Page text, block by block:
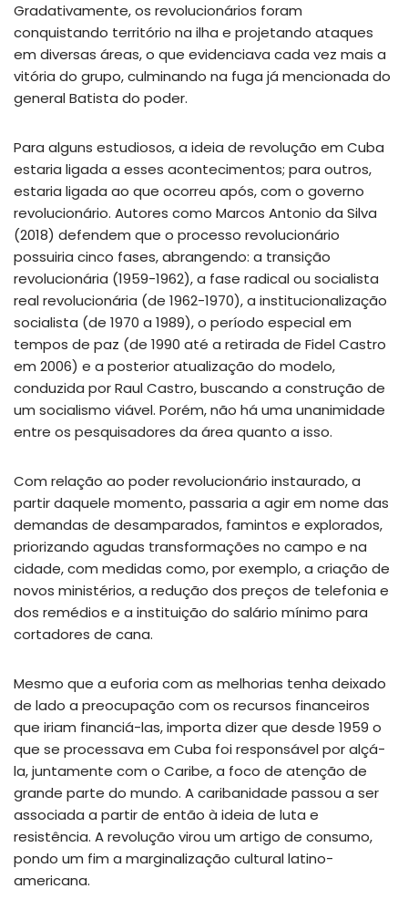
Gradativamente, os revolucionários foram
conquistando território na ilha e projetando ataques
em diversas áreas, o que evidenciava cada vez mais a
vitória do grupo, culminando na fuga já mencionada do
general Batista do poder.
Para alguns estudiosos, a ideia de revolução em Cuba
estaria ligada a esses acontecimentos; para outros,
estaria ligada ao que ocorreu após, com o governo
revolucionário. Autores como Marcos Antonio da Silva
(2018) defendem que o processo revolucionário
possuiria cinco fases, abrangendo: a transição
revolucionária (1959-1962), a fase radical ou socialista
real revolucionária (de 1962-1970), a institucionalização
socialista (de 1970 a 1989), o período especial em
tempos de paz (de 1990 até a retirada de Fidel Castro
em 2006) e a posterior atualização do modelo,
conduzida por Raul Castro, buscando a construção de
um socialismo viável. Porém, não há uma unanimidade
entre os pesquisadores da área quanto a isso.
Com relação ao poder revolucionário instaurado, a
partir daquele momento, passaria a agir em nome das
demandas de desamparados, famintos e explorados,
priorizando agudas transformações no campo e na
cidade, com medidas como, por exemplo, a criação de
novos ministérios, a redução dos preços de telefonia e
dos remédios e a instituição do salário mínimo para
cortadores de cana.
Mesmo que a euforia com as melhorias tenha deixado
de lado a preocupação com os recursos financeiros
que iriam financiá-las, importa dizer que desde 1959 o
que se processava em Cuba foi responsável por alçá-
la, juntamente com o Caribe, a foco de atenção de
grande parte do mundo. A caribanidade passou a ser
associada a partir de então à ideia de luta e
resistência. A revolução virou um artigo de consumo,
pondo um fim a marginalização cultural latino-
americana.